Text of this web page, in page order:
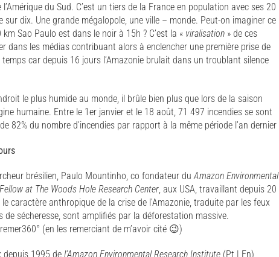
du Sud. C’est un tiers de la France en population avec ses 20
sur dix. Une grande mégalopole, une ville – monde. Peut-on imaginer ce
Sao Paulo est dans le noir à 15h ? C’est la « viralisation » de ces
dans les médias contribuant alors à enclencher une première prise de
car depuis 16 jours l’Amazonie brulait dans un troublant silence
le plus humide au monde, il brûle bien plus que lors de la saison
humaine. Entre le 1er janvier et le 18 août, 71 497 incendies se sont
82% du nombre d’incendies par rapport à la même période l’an dernier
brésilien, Paulo Mountinho, co fondateur du Amazon Environmental
at The Woods Hole Research Center , aux USA, travaillant depuis 20
caractère anthropique de la crise de l’Amazonie, traduite par les feux
sécheresse, sont amplifiés par la déforestation massive.
(en les remerciant de m’avoir cité 😉)
depuis 1995 de l’Amazon Environmental Research Institute (Pt | En)